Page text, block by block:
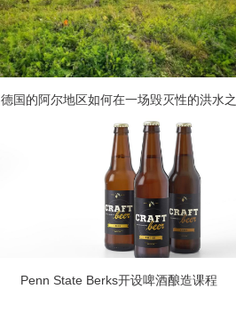
德国的阿尔地区如何在一场毁灭性的洪水之
Penn State Berks开设啤酒酿造课程